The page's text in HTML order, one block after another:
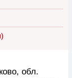
обл.